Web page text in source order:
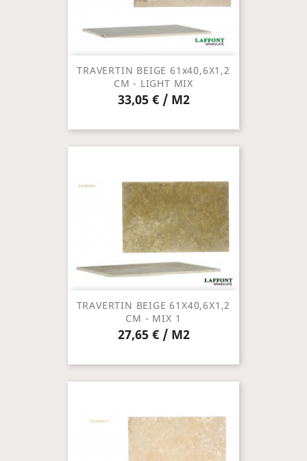
TRAVERTIN BEIGE 61x40,6X1,2
CM - LIGHT MIX
33,05 € / M2
TRAVERTIN BEIGE 61X40,6X1,2
CM - MIX 1
27,65 € / M2